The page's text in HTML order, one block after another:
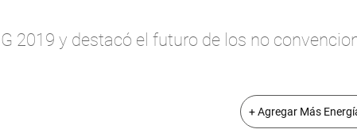
2019 y destacó el futuro de los no
+ Agregar Más